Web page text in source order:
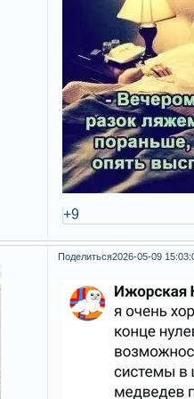
+9
Поделиться2026-05-09